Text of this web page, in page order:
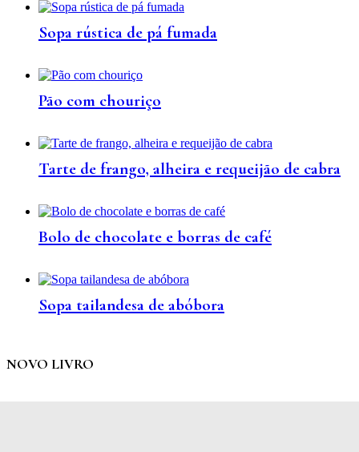
Sopa rústica de pá fumada
Pão com chouriço
Tarte de frango, alheira e requeijão de cabra
Bolo de chocolate e borras de café
Sopa tailandesa de abóbora
NOVO LIVRO